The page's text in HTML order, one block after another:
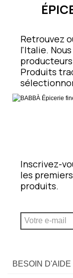
Retrouvez
l'Italie.
Produits
Inscrivez-
les
produits.
BESOIN D'AIDE